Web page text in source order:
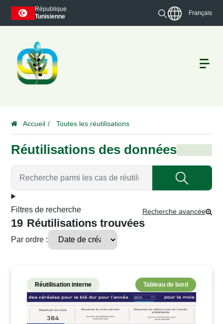
République
Tunisienne
Français
Accueil Toutes les réutilisations
Réutilisations des données
Filtres de recherche Recherche avancée
19 Réutilisations trouvées
Par ordre :
Réutilisation interne Tableau de bord